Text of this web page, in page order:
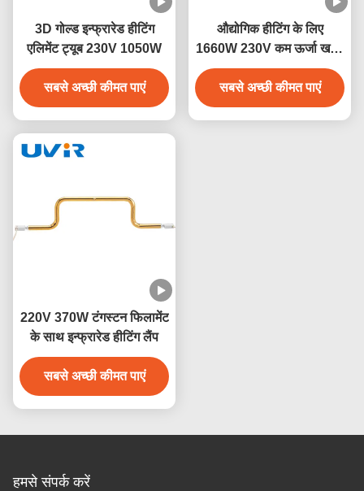
3D गोल्ड इन्फ्रारेड हीटिंग
एलिमेंट ट्यूब 230V 1050W
सबसे अच्छी कीमत पाएं
औद्योगिक हीटिंग के लिए
1660W 230V कम ऊर्जा खपत
क्वार्ट्ज ट्यूब लघु तरंग अवरक्त
दीपक
सबसे अच्छी कीमत पाएं
220V 370W टंगस्टन फिलामेंट
के साथ इन्फ्रारेड हीटिंग लैंप
सबसे अच्छी कीमत पाएं
हमसे संपर्क करें